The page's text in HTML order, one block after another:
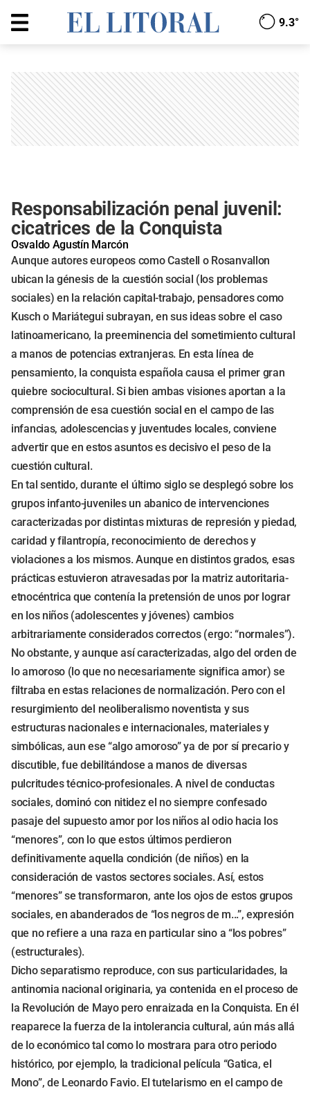
9.3°
Responsabilización penal juvenil:
cicatrices de la Conquista
Osvaldo Agustín Marcón
Aunque autores europeos como Castell o Rosanvallon
ubican la génesis de la cuestión social (los problemas
sociales) en la relación capital-trabajo, pensadores como
Kusch o Mariátegui subrayan, en sus ideas sobre el caso
latinoamericano, la preeminencia del sometimiento cultural
a manos de potencias extranjeras. En esta línea de
pensamiento, la conquista española causa el primer gran
quiebre sociocultural. Si bien ambas visiones aportan a la
comprensión de esa cuestión social en el campo de las
infancias, adolescencias y juventudes locales, conviene
advertir que en estos asuntos es decisivo el peso de la
cuestión cultural.
En tal sentido, durante el último siglo se desplegó sobre los
grupos infanto-juveniles un abanico de intervenciones
caracterizadas por distintas mixturas de represión y piedad,
caridad y filantropía, reconocimiento de derechos y
violaciones a los mismos. Aunque en distintos grados, esas
prácticas estuvieron atravesadas por la matriz autoritaria-
etnocéntrica que contenía la pretensión de unos por lograr
en los niños (adolescentes y jóvenes) cambios
arbitrariamente considerados correctos (ergo: “normales”).
No obstante, y aunque así caracterizadas, algo del orden de
lo amoroso (lo que no necesariamente significa amor) se
filtraba en estas relaciones de normalización. Pero con el
resurgimiento del neoliberalismo noventista y sus
estructuras nacionales e internacionales, materiales y
simbólicas, aun ese “algo amoroso” ya de por sí precario y
discutible, fue debilitándose a manos de diversas
pulcritudes técnico-profesionales. A nivel de conductas
sociales, dominó con nitidez el no siempre confesado
pasaje del supuesto amor por los niños al odio hacia los
“menores”, con lo que estos últimos perdieron
definitivamente aquella condición (de niños) en la
consideración de vastos sectores sociales. Así, estos
“menores” se transformaron, ante los ojos de estos grupos
sociales, en abanderados de “los negros de m...”, expresión
que no refiere a una raza en particular sino a “los pobres”
(estructurales).
Dicho separatismo reproduce, con sus particularidades, la
antinomia nacional originaria, ya contenida en el proceso de
la Revolución de Mayo pero enraizada en la Conquista. En él
reaparece la fuerza de la intolerancia cultural, aún más allá
de lo económico tal como lo mostrara para otro periodo
histórico, por ejemplo, la tradicional película “Gatica, el
Mono”, de Leonardo Favio. El tutelarismo en el campo de